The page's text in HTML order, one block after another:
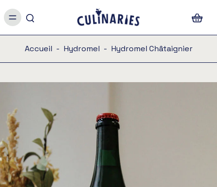
Accueil - Hydromel - Hydromel Châtaignier